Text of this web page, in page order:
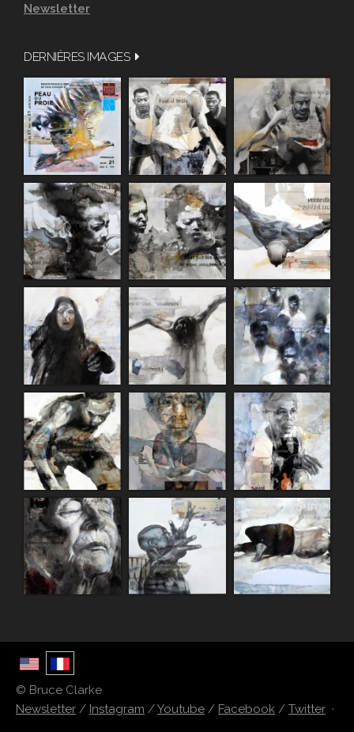
Newsletter
DERNIÈRES IMAGES
© Bruce Clarke
Newsletter / Instagram /Youtube / Facebook / Twitter ·